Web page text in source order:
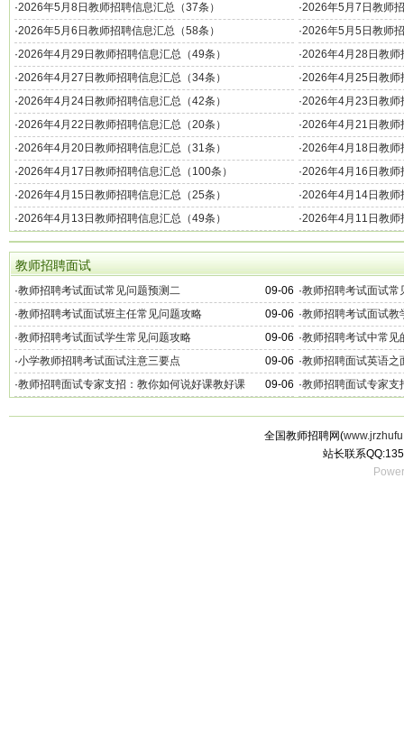
·2026年5月8日教师招聘信息汇总（37条） ·2026年5月7日教师
·2026年5月6日教师招聘信息汇总（58条） ·2026年5月5日教师
·2026年4月29日教师招聘信息汇总（49条） ·2026年4月28日教师
·2026年4月27日教师招聘信息汇总（34条） ·2026年4月25日教师
·2026年4月24日教师招聘信息汇总（42条） ·2026年4月23日教师
·2026年4月22日教师招聘信息汇总（20条） ·2026年4月21日教师
·2026年4月20日教师招聘信息汇总（31条） ·2026年4月18日教师
·2026年4月17日教师招聘信息汇总（100条） ·2026年4月16日教师
·2026年4月15日教师招聘信息汇总（25条） ·2026年4月14日教师
·2026年4月13日教师招聘信息汇总（49条） ·2026年4月11日教师
教师招聘面试
09-06
·教师招聘考试面试常见问题预测二 ·教师招聘考试面试常
09-06
·教师招聘考试面试班主任常见问题攻略 ·教师招聘考试面试教
09-06
·教师招聘考试面试学生常见问题攻略 ·教师招聘考试中常见
09-06
·小学教师招聘考试面试注意三要点 ·教师招聘面试英语之
09-06
·教师招聘面试专家支招：教你如何说好课教好课 ·教师招聘面试专家支
全国教师招聘网(
站长联系